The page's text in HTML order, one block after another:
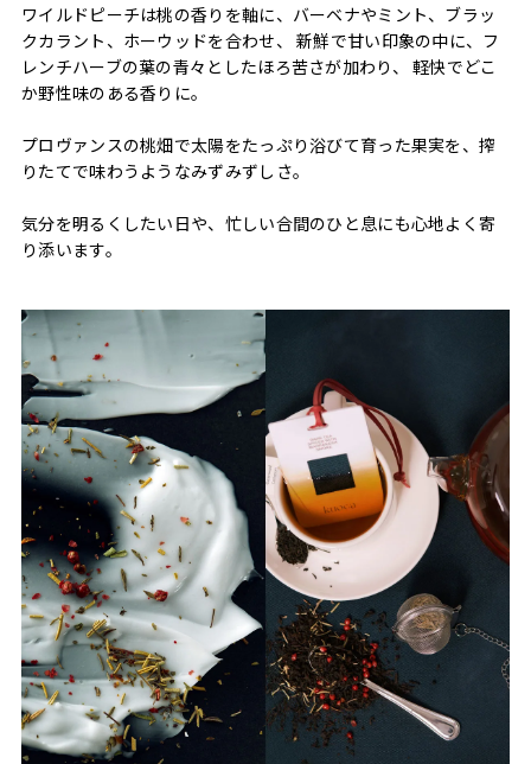
ワイルドピーチは桃の香りを軸に、バーベナやミント、ブラッ
クカラント、ホーウッドを合わせ、 新鮮で甘い印象の中に、フ
レンチハーブの葉の青々としたほろ苦さが加わり、 軽快でどこ
か野性味のある香りに。
プロヴァンスの桃畑で太陽をたっぷり浴びて育った果実を、搾
りたてで味わうようなみずみずしさ。
気分を明るくしたい日や、忙しい合間のひと息にも心地よく寄
り添います。